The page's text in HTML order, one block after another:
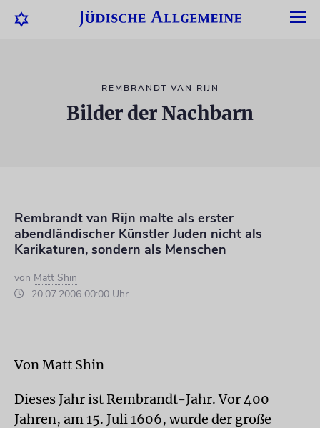
REMBRANDT VAN RIJN
Bilder der Nachbarn
Rembrandt van Rijn malte als erster
abendländischer Künstler Juden nicht als
Karikaturen, sondern als Menschen
von Matt Shin
20.07.2006 00:00 Uhr
Von Matt Shin
Dieses Jahr ist Rembrandt-Jahr. Vor 400
Jahren, am 15. Juli 1606, wurde der große